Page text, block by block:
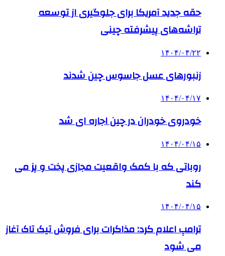
حقه جدید آمریکا برای جلوگیری از توسعه
تراشه‌های پیشرفته چینی
۱۴۰۴/۰۴/۲۲
زنبورهای عسل جاسوس چین شدند
۱۴۰۴/۰۴/۱۷
خودروی خودران در چین اجاره ای شد
۱۴۰۴/۰۴/۱۵
روباتی که با کمک واقعیت مجازی پخت و پز می
کند
۱۴۰۴/۰۴/۱۵
ترامپ اعلام کرد: مذاکرات برای فروش تیک تاک آغاز
می شود